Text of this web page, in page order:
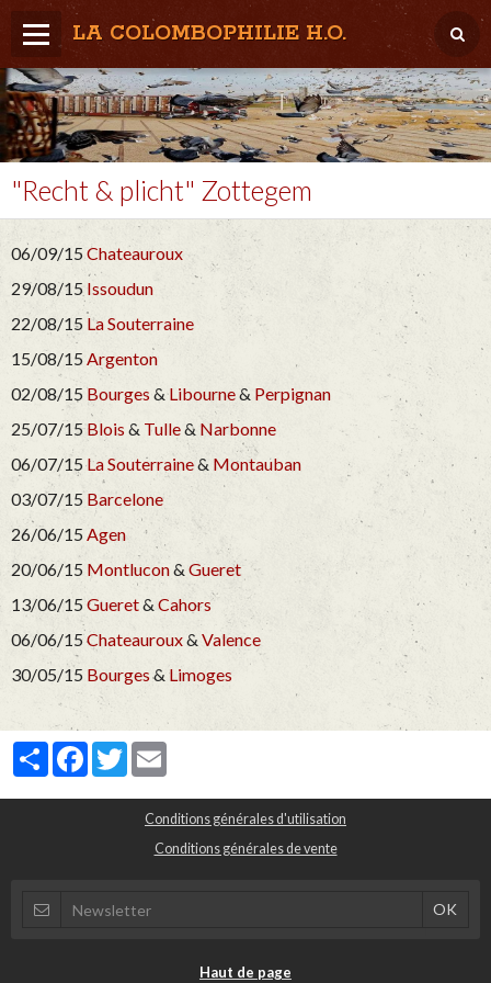
LA COLOMBOPHILIE H.O.
Home
Météo / Het weer
Lâcher / Los
Result. clubs, Provincial, (Inter)National
RFCB / KBDB
"Recht & plicht" Zottegem
06/09/15Chateauroux
29/08/15 Issoudun
22/08/15 La Souterraine
15/08/15Argenton
02/08/15Bourges &Libourne& Perpignan
25/07/15Blois & Tulle& Narbonne
06/07/15La Souterraine& Montauban
03/07/15 Barcelone
26/06/15Agen
20/06/15 Montlucon& Gueret
13/06/15Gueret& Cahors
06/06/15Chateauroux& Valence
30/05/15 Bourges& Limoges
PartagerFacebook
Twitter
Conditions générales d'utilisation
Conditions générales de vente
Haut de page